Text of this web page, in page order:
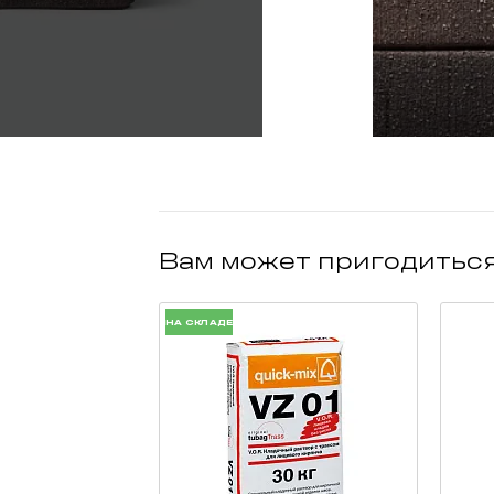
Вам может
НА СКЛАДЕ